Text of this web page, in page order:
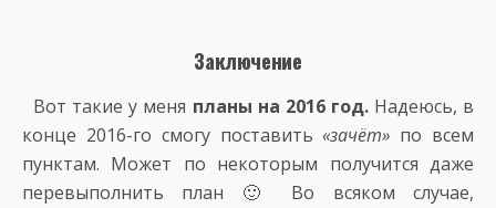
Заключение
Вот такие у меня планы на 2016 год.Надеюсь, в
конце 2016-го смогу поставить«зачёт» по всем
пунктам. Может по некоторым получится даже
перевыполнить план 🙂 Во всяком случае,